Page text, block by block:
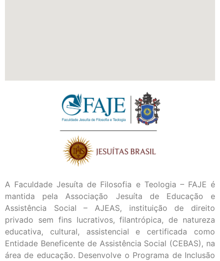
A Faculdade Jesuíta de Filosofia e Teologia – FAJE é
mantida pela Associação Jesuíta de Educação e
Assistência Social – AJEAS, instituição de direito
privado sem fins lucrativos, filantrópica, de natureza
educativa, cultural, assistencial e certificada como
Entidade Beneficente de Assistência Social (CEBAS), na
área de educação. Desenvolve o Programa de Inclusão